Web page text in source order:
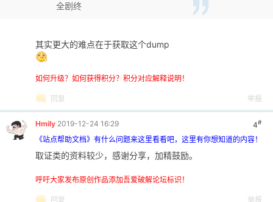
全剧终
其实更大的难点在于获取这个dump
如何升级？如何获得积分？积分对应解释说明！
回复 举报
4#
Hmily 2019-12-24 16:29
《站点帮助文档》有什么问题来这里看看吧，这里有你想知道的内容！
取证类的资料较少，感谢分享，加精鼓励。
呼吁大家发布原创作品添加吾爱破解论坛标识！
回复 举报